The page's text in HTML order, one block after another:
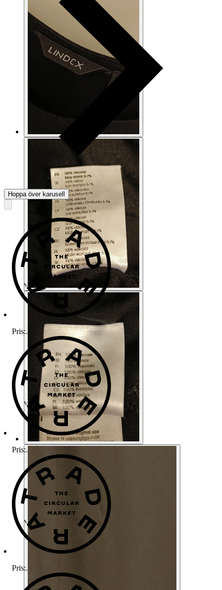
Hoppa över karusell
Pris:.
Pris:.
Pris:.